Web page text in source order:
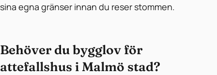
sina egna gränser innan du reser stommen.
Behöver du bygglov för
attefallshus i Malmö stad?